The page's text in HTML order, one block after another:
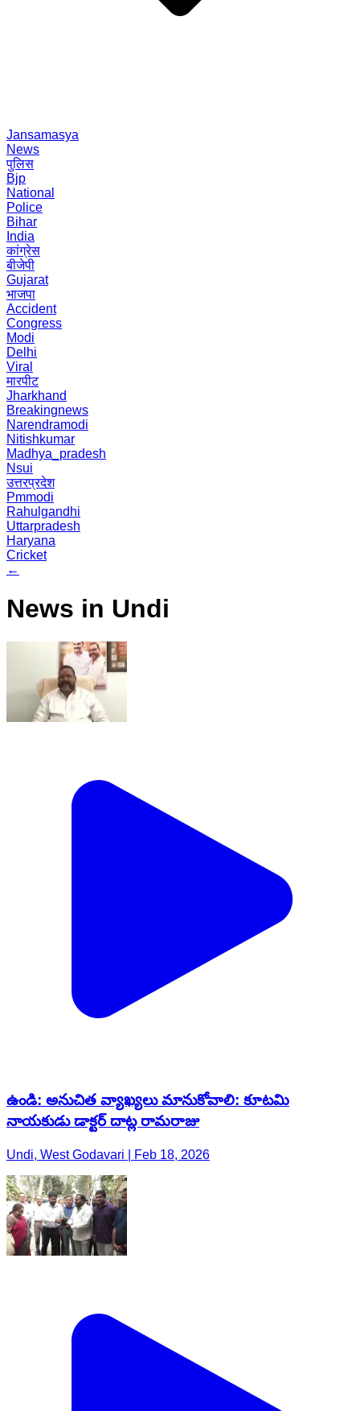
Jansamasya
News
पुलिस
Bjp
National
Police
Bihar
India
कांग्रेस
बीजेपी
Gujarat
भाजपा
Accident
Congress
Modi
Delhi
Viral
मारपीट
Jharkhand
Breakingnews
Narendramodi
Nitishkumar
Madhya_pradesh
Nsui
उत्तरप्रदेश
Pmmodi
Rahulgandhi
Uttarpradesh
Haryana
Cricket
←
News in Undi
ఉండి: అనుచిత వ్యాఖ్యలు మానుకోవాలి: కూటమి
నాయకుడు డాక్టర్ దాట్ల రామరాజు
Undi, West Godavari | Feb 18, 2026